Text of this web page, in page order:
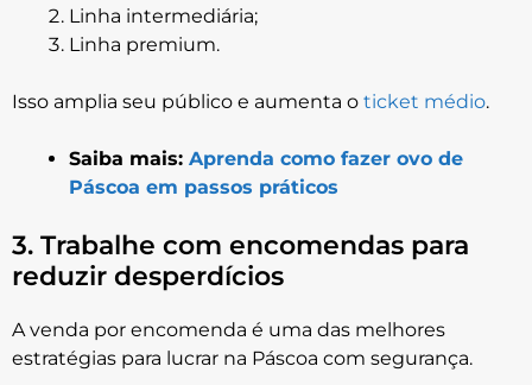
Linha intermediária;
Linha premium.
Isso amplia seu público e aumenta o ticket médio.
Saiba mais: Aprenda como fazer ovo de
Páscoa em passos práticos
3. Trabalhe com encomendas para
reduzir desperdícios
A venda por encomenda é uma das melhores
estratégias para lucrar na Páscoa com segurança.